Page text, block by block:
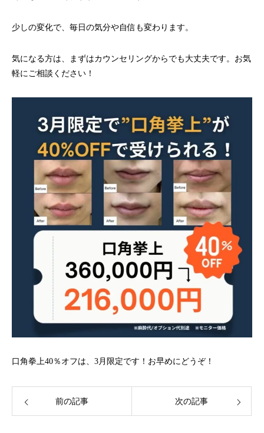
少しの変化で、毎日の気分や自信も変わります。
気になる方は、まずはカウンセリングからでも大丈夫です。お気
軽にご相談ください！
口角拳上40％オフは、3月限定です！お早めにどうぞ！
前の記事 次の記事